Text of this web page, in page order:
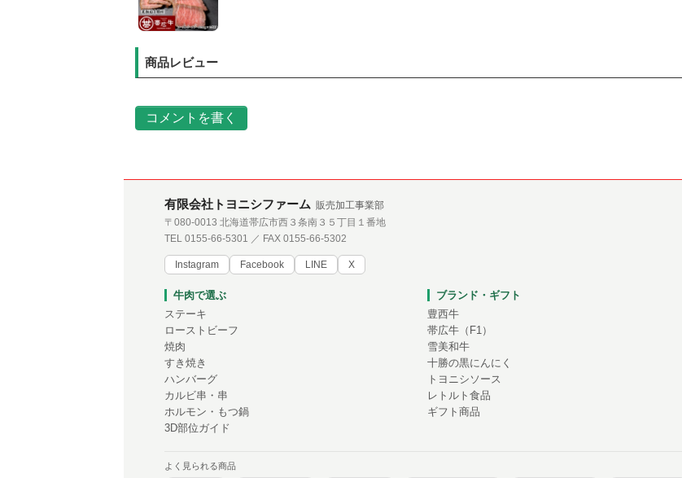
商品レビュー
コメントを書く
有限会社トヨニシファーム 販売加工事業部
〒080-0013 北海道帯広市西３条南３５丁目１番地
TEL 0155-66-5301 ／ FAX 0155-66-5302
Instagram Facebook LINE X
牛肉で選ぶ
ステーキ
ローストビーフ
焼肉
すき焼き
ハンバーグ
カルビ串・串
ホルモン・もつ鍋
3D部位ガイド
ブランド・ギフト
豊西牛
帯広牛（F1）
雪美和牛
十勝の黒にんにく
トヨニシソース
レトルト食品
ギフト商品
よく見られる商品